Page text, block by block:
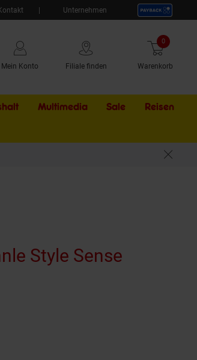
Unternehmen
Mein Konto Filiale finden Warenkorb
0 Artikel
Multimedia Sale Externer
Reisen
Style Sense